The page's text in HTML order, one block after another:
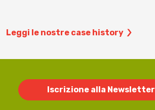
Leggi le nostre case history
Iscrizione alla Newsletter